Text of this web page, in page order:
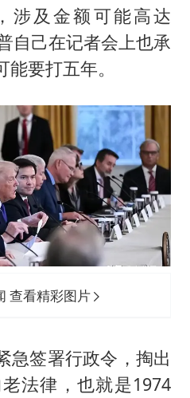
涉及金额可能高达
自己在记者会上也承
要打五年。
查看精彩图片
急签署行政令，掏出
法律，也就是1974